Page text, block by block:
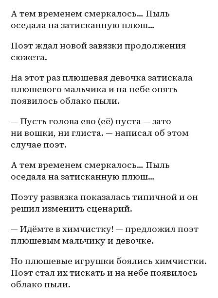
А тем временем смеркалось… Пыль
оседала на затисканную плюш…
Поэт ждал новой завязки продолжения
сюжета.
На этот раз плюшевая девочка затискала
плюшевого мальчика и на небе опять
появилось облако пыли.
— Пусть голова ево (её) пуста — зато
ни вошки, ни глиста. — написал об этом
случае поэт.
А тем временем смеркалось… Пыль
оседала на затисканную плюш…
Поэту развязка показалась типичной и он
решил изменить сценарий.
— Идёмте в химчистку! — предложил поэт
плюшевым мальчику и девочке.
Но плюшевые игрушки боялись химчистки.
Поэт стал их тискать и на небе появилось
облако пыли.